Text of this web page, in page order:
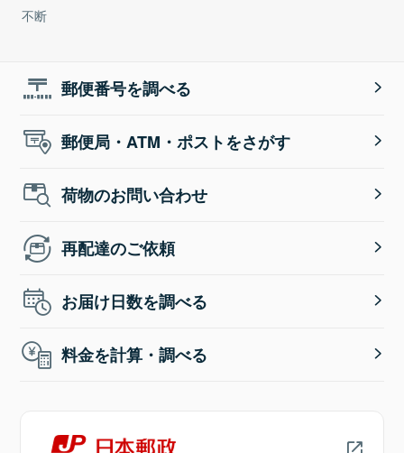
不断
郵便番号を調べる
郵便局・ATM・ポストをさがす
荷物のお問い合わせ
再配達のご依頼
お届け日数を調べる
料金を計算・調べる